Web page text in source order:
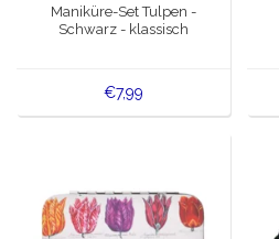
Maniküre-Set Tulpen -
Schwarz - klassisch
€7,99